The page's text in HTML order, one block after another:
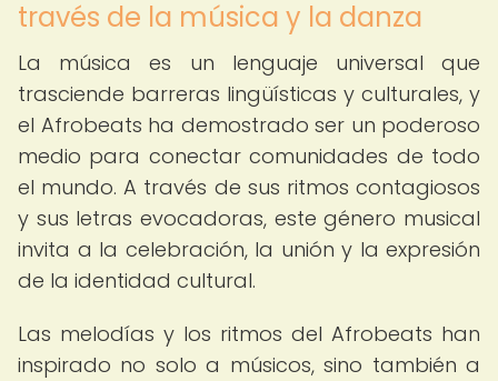
través de la música y la danza
La música es un lenguaje universal que
trasciende barreras lingüísticas y culturales, y
el Afrobeats ha demostrado ser un poderoso
medio para conectar comunidades de todo
el mundo. A través de sus ritmos contagiosos
y sus letras evocadoras, este género musical
invita a la celebración, la unión y la expresión
de la identidad cultural.
Las melodías y los ritmos del Afrobeats han
inspirado no solo a músicos, sino también a